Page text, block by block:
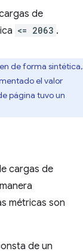
de
<= 2063 .
de forma sintética,
el valor
página tuvo un
cargas de
métricas son
de un